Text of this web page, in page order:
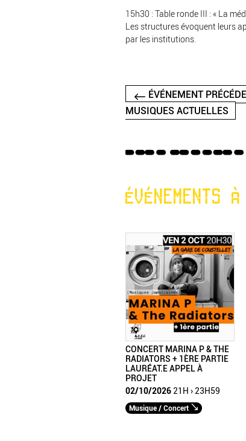
15h30 : Table ronde III : « La
Les structures évoquent leurs
par les institutions.
ÉVÉNEMENT
MUSIQUES ACTUELLES
ÉVÉNEMENTS
CONCERT MARINA P & THE
RADIATORS + 1ÈRE PARTIE
LAURÉAT.E APPEL À
PROJET
02/10/2026 21H › 23H59
Musique / Concert